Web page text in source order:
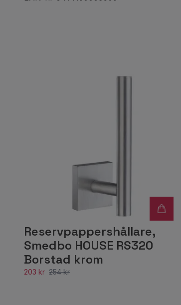
Reservpappershållare,
Smedbo HOUSE RS320
Borstad krom
203 kr 254 kr